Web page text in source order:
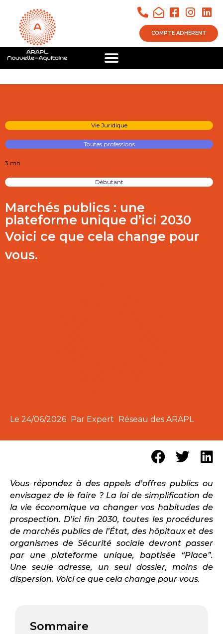
COMPTE ADHÉRENT
Vie Juridique
Toutes professions
3 mn
Débutant
Marchés publics : une
plateforme unique d’ici 2030
Voici ce que cela change pour
vous.
Le 24/06/2026 Par Expert Réseau des ARAPL
Vous répondez à des appels d’offres publics ou
envisagez de le faire ? La loi de simplification de
la vie économique va changer vos habitudes de
prospection. D’ici fin 2030, toutes les procédures
de marchés publics de l’État, des hôpitaux et des
organismes de Sécurité sociale devront passer
par une plateforme unique, baptisée “Place”.
Une seule adresse, un seul dossier, moins de
dispersion. Voici ce que cela change pour vous.
Sommaire